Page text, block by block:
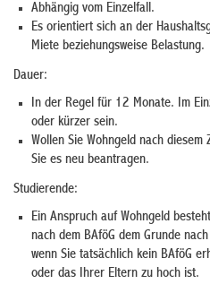
Abhängig vom Einzelfall.
Es orientiert sich an der
Miete beziehungsweise Belastung.
Dauer:
In der Regel für 12 Monate. Im
oder kürzer sein.
Wollen Sie Wohngeld nach
Sie es neu beantragen.
Studierende:
Ein Anspruch auf Wohngeld
nach dem BAföG dem Grunde
wenn Sie tatsächlich kein BAföG
oder das Ihrer Eltern zu hoch ist.